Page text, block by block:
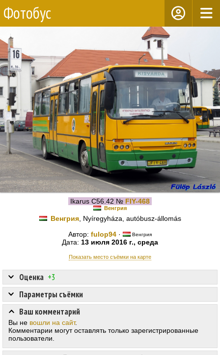
Фотобус
Ikarus C56.42 № FIY-468
Венгрия
Венгрия, Nyíregyháza, autóbusz-állomás
Автор: fulop94 · Венгрия
Дата: 13 июля 2016 г., среда
Показать место съёмки на карте
Оценка +3
Параметры съёмки
Ваш комментарий
Вы не вошли на сайт.
Комментарии могут оставлять только зарегистрированные
пользователи.